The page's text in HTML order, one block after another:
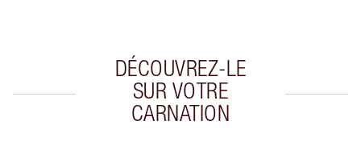
DÉCOUVREZ-LE
SUR VOTRE
CARNATION